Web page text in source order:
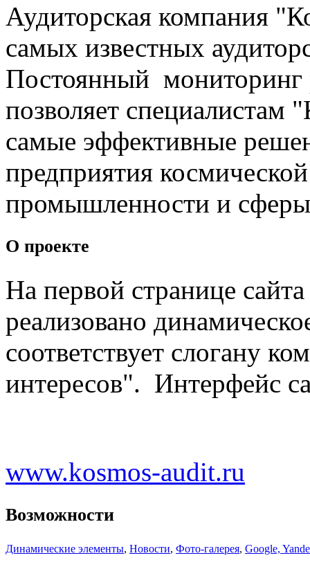
Аудиторская компания
самых известных
Постоянный
позволяет специалистам
самые эффективные
предприятия
промышленности и
О проекте
На первой странице
реализовано
соответствует слогану
интересов". Интерфейс
www.kosmos-audit.ru
Возможности
Динамические элементы, Новости, Фото-галерея, Google,